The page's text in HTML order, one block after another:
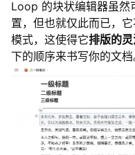
Loop 的块状编辑器虽然
置，但也就仅此而已，
模式，这使得它排版的
下的顺序来书写你的文档